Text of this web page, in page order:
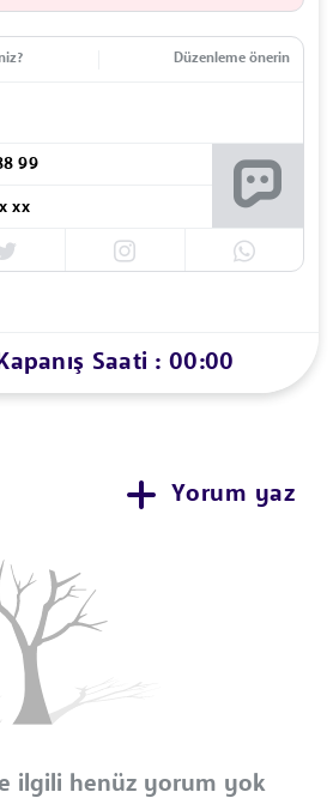
Düzenleme önerin
99
xx
Saati : 00:00
Yorum yaz
ilgili henüz yorum yok